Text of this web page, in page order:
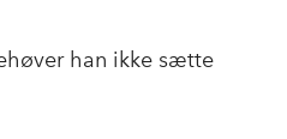
han ikke sætte